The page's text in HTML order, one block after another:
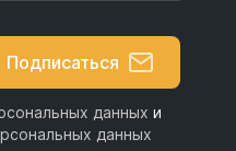
Подписаться
данных и
данных